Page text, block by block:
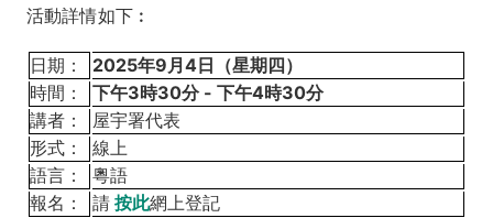
活動詳情如下︰
日期：
2025年9月4日（星期四）
時間：
下午3時30分 - 下午4時30分
講者：
屋宇署代表
形式：
線上
語言：
粵語
報名：
請 按此網上登記